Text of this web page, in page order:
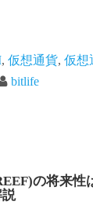
, 仮想通貨, 仮想
bitlife
の将来性